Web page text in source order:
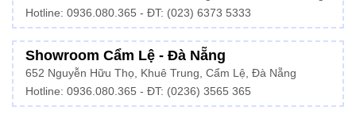
Hotline: 0936.080.365 - ĐT: (023) 6373 5333
Showroom Cẩm Lệ - Đà Nẵng
652 Nguyễn Hữu Thọ, Khuê Trung, Cẩm Lệ, Đà Nẵng
Hotline: 0936.080.365 - ĐT: (0236) 3565 365